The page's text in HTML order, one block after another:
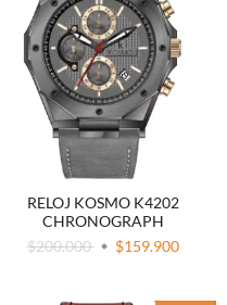
RELOJ KOSMO K4202
CHRONOGRAPH
$200.000
$159.900